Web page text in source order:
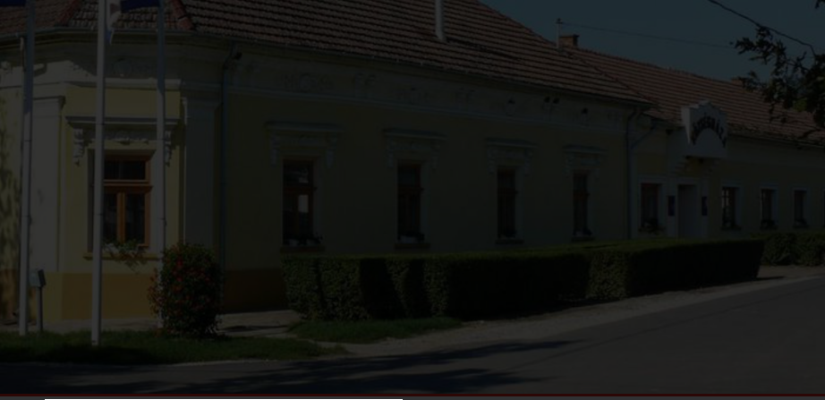
KÖNYVTÁR,
INFORMÁCIÓS ÉS
ADOMÁNYPONT
HORGÁSZTURISZTIKAI
TISZAROFFÉRT
KÖZALAPÍTVÁNY